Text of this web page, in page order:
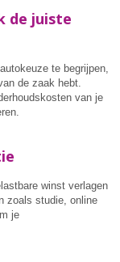
de juiste
te begrijpen,
de zaak hebt.
van je
winst verlagen
zoals studie, online
je